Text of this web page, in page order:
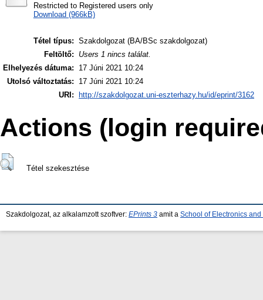
Restricted to Registered users only
Download (966kB)
Tétel típus: Szakdolgozat (BA/BSc szakdolgozat)
Feltöltő:
Users 1 nincs találat.
Elhelyezés dátuma:
17 Júni 2021 10:24
Utolsó változtatás:
17 Júni 2021 10:24
URI:
http://szakdolgozat.uni-eszterhazy.hu/id/eprint/3162
Actions (login
Tétel szekesztése
Szakdolgozat, az alkalamzott szoftver: EPrints 3 amit a School of Electronics